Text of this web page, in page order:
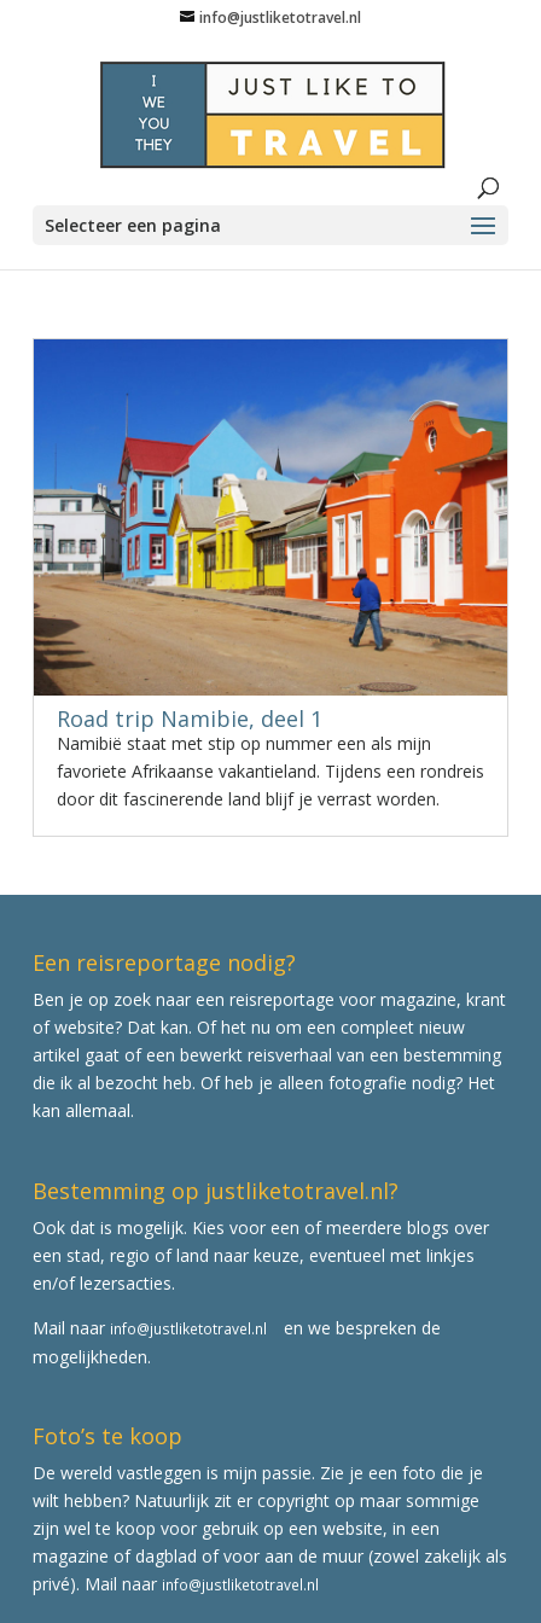
info@justliketotravel.nl
Selecteer een pagina
Road trip Namibie, deel 1
Namibië staat met stip op nummer een als mijn
favoriete Afrikaanse vakantieland. Tijdens een rondreis
door dit fascinerende land blijf je verrast worden.
Een reisreportage nodig?
Ben je op zoek naar een reisreportage voor magazine, krant
of website? Dat kan. Of het nu om een compleet nieuw
artikel gaat of een bewerkt reisverhaal van een bestemming
die ik al bezocht heb. Of heb je alleen fotografie nodig? Het
kan allemaal.
Bestemming op justliketotravel.nl?
Ook dat is mogelijk. Kies voor een of meerdere blogs over
een stad, regio of land naar keuze, eventueel met linkjes
en/of lezersacties.
Mail naar info@justliketotravel.nl
en we bespreken de
mogelijkheden.
Foto’s te koop
De wereld vastleggen is mijn passie. Zie je een foto die je
wilt hebben? Natuurlijk zit er copyright op maar sommige
zijn wel te koop voor gebruik op een website, in een
magazine of dagblad of voor aan de muur (zowel zakelijk als
privé). Mail naar info@justliketotravel.nl